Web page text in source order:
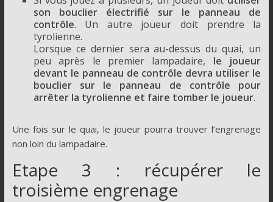
son bouclier électrifié sur le panneau de
contrôle. Un autre joueur doit prendre la
tyrolienne.
Lorsque ce dernier sera au-dessus du quai, un
peu après le premier lampadaire, le joueur
devant le panneau de contrôle devra utiliser le
bouclier sur le panneau de contrôle pour
arrêter la tyrolienne et faire tomber le joueur.
Une fois sur le quai, le joueur pourra trouver l’engrenage
non loin du lampadaire.
Etape 3 : récupérer le
troisième engrenage